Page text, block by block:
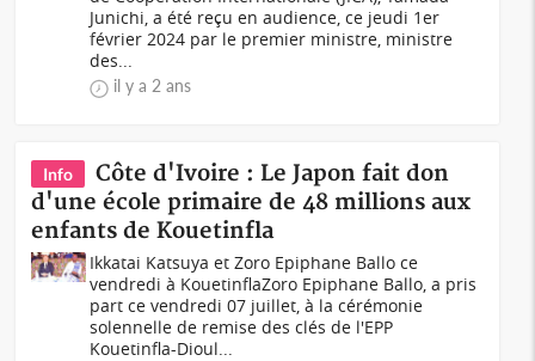
Junichi, a été reçu en audience, ce jeudi 1er
février 2024 par le premier ministre, ministre
des...
il y a 2 ans
Info
Côte d'Ivoire : Le Japon fait don
d'une école primaire de 48 millions aux
enfants de Kouetinfla
Ikkatai Katsuya et Zoro Epiphane Ballo ce
vendredi à KouetinflaZoro Epiphane Ballo, a pris
part ce vendredi 07 juillet, à la cérémonie
solennelle de remise des clés de l'EPP
Kouetinfla-Dioul...